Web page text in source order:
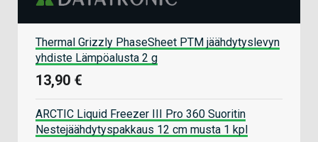
Thermal Grizzly PhaseSheet PTM jäähdytyslevyn
yhdiste Lämpöalusta 2 g
13,90 €
ARCTIC Liquid Freezer III Pro 360 Suoritin
Nestejäähdytyspakkaus 12 cm musta 1 kpl